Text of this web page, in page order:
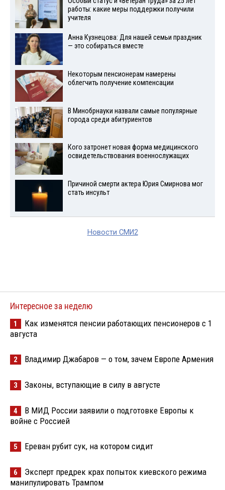
работы: какие меры поддержки получили
учителя
Анна Кузнецова: Для нашей семьи праздник
— это собираться вместе
Некоторым пенсионерам намерены
облегчить получение компенсации
В Минобрнауки назвали самые популярные
города среди абитуриентов
Кого затронет новая форма медицинского
освидетельствования военнослужащих
Причиной смерти актера Юрия Смирнова мог
стать инсульт
Новости СМИ2
Интересное за неделю
1
Как изменятся пенсии работающих пенсионеров с 1
августа
2 Владимир Джабаров — о том, зачем Европе Армения
3 Законы, вступающие в силу в августе
4
В МИД России заявили о подготовке Европы к
войне с Россией
5 Ереван рубит сук, на котором сидит
6
Эксперт предрек крах попыток киевского режима
манипулировать Трампом